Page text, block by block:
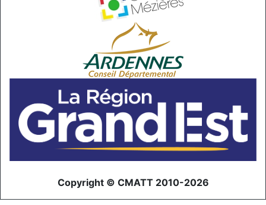
Copyright © CMATT 2010-2026